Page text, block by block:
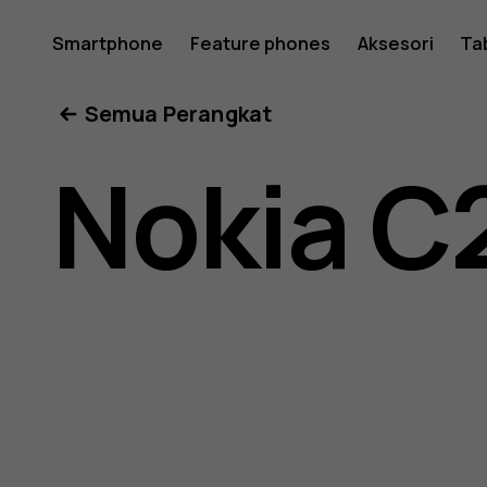
Buku
petunjuk
Nokia
Smartphone Feature phones Aksesori
Semua Perangkat
Nokia